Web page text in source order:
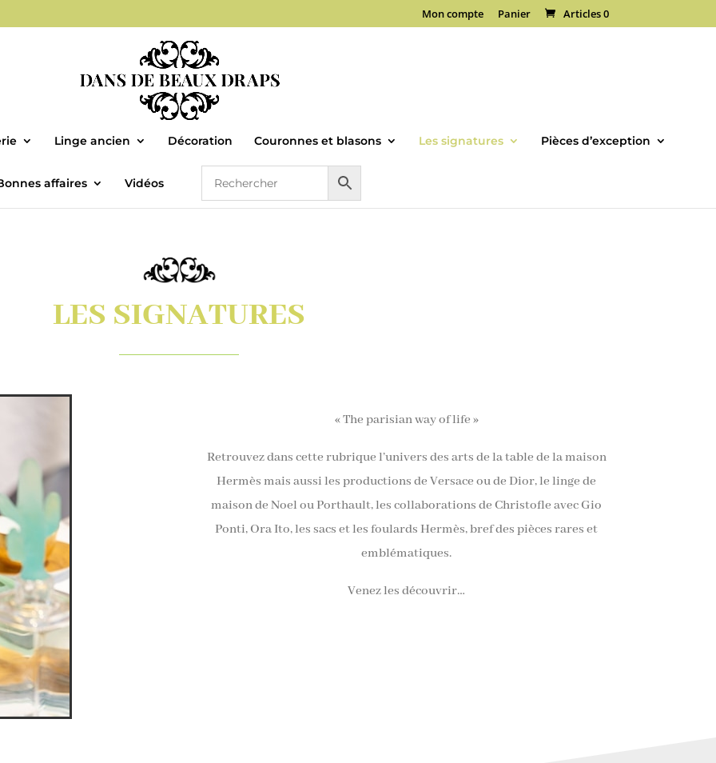
Mon compte Panier Articles 0
Linge ancien Décoration Couronnes et blasons Les signatures Pièces d’exception
affaires Vidéos
LES SIGNATURES
« The parisian way of life »
Retrouvez dans cette rubrique l’univers des arts de la table de la maison
Hermès mais aussi les productions de Versace ou de Dior, le linge de
maison de Noel ou Porthault, les collaborations de Christofle avec Gio
Ponti, Ora Ito, les sacs et les foulards Hermès, bref des pièces rares et
emblématiques.
Venez les découvrir…